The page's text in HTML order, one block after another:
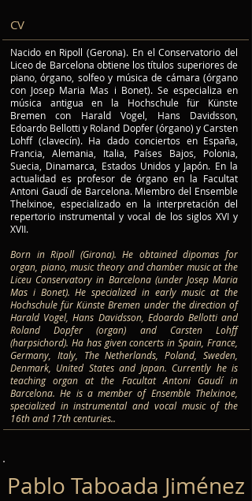
CV
Nacido en Ripoll (Gerona). En el Conservatorio del
Liceo de Barcelona obtiene los títulos superiores de
piano, órgano, solfeo y música de cámara (órgano
con Josep Maria Mas i Bonet). Se especializa en
música antigua en la Hochschule für Künste
Bremen con Harald Vogel, Hans Davidsson,
Edoardo Bellotti y Roland Dopfer (órgano) y Carsten
Lohff (clavecín). Ha dado conciertos en España,
Francia, Alemania, Italia, Países Bajos, Polonia,
Suecia, Dinamarca, Estados Unidos y Japón. En la
actualidad es profesor de órgano en la Facultat
Antoni Gaudí de Barcelona. Miembro del Ensemble
Thelxinoe, especializado en la interpretación del
repertorio instrumental y vocal de los siglos XVI y
XVII.
Born in Ripoll (Girona). He obtained dipomas for
organ, piano, music theory and chamber music at the
Liceu Conservatory in Barcelona (under Josep Maria
Mas i Bonet). He specialized in early music at the
Hochschule für Künste Bremen under the direction of
Harald Vogel, Hans Davidsson, Edoardo Bellotti and
Roland Dopfer (organ) and Carsten Lohff
(harpsichord). Ha has given concerts in Spain, France,
Germany, Italy, The Netherlands, Poland, Sweden,
Denmark, United States and Japan. Currently he is
teaching organ at the Facultat Antoni Gaudí in
Barcelona. He is a member of Ensemble Thelxinoe,
specialized in instrumental and vocal music of the
16th and 17th centuries..
Pablo Taboada Jiménez